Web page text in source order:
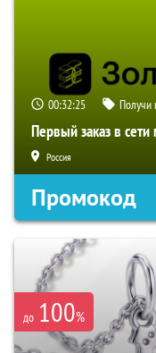
00:32:24 Получи
Первый заказ в
Россия
Промокод
до 100%